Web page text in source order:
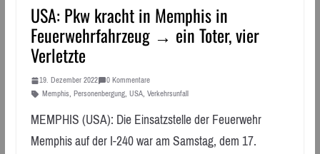
USA: Pkw kracht in Memphis in
Feuerwehrfahrzeug → ein Toter, vier
Verletzte
19. Dezember 2022
0 Kommentare
Memphis, Personenbergung, USA, Verkehrsunfall
MEMPHIS (USA): Die Einsatzstelle der Feuerwehr
Memphis auf der I-240 war am Samstag, dem 17.